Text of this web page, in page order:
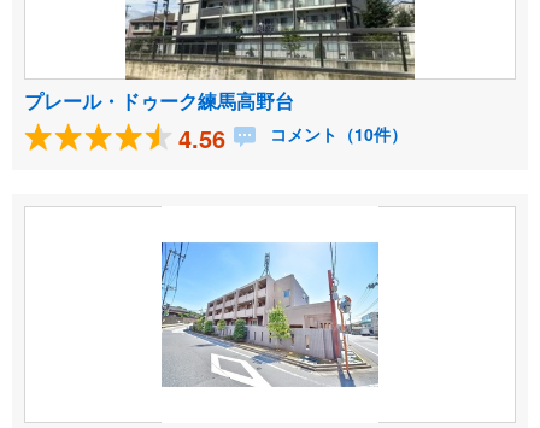
プレール・ドゥーク練馬高野台
4.56 コメント（10件）